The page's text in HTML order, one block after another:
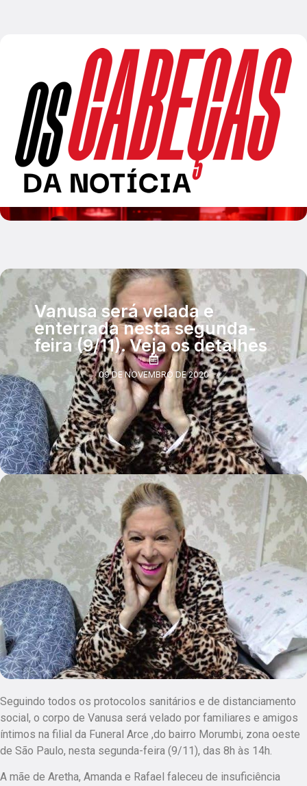
Vanusa será velada e
enterrada nesta segunda-
feira (9/11). Veja os detalhes
09 DE NOVEMBRO DE 2020
Seguindo todos os protocolos sanitários e de distanciamento
social, o corpo de Vanusa será velado por familiares e amigos
íntimos na filial da Funeral Arce ,do bairro Morumbi, zona oeste
de São Paulo, nesta segunda-feira (9/11), das 8h às 14h.
A mãe de Aretha, Amanda e Rafael faleceu de insuficiência